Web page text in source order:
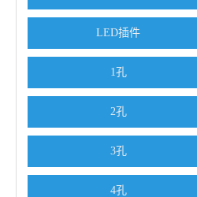
LED插件
1孔
2孔
3孔
4孔